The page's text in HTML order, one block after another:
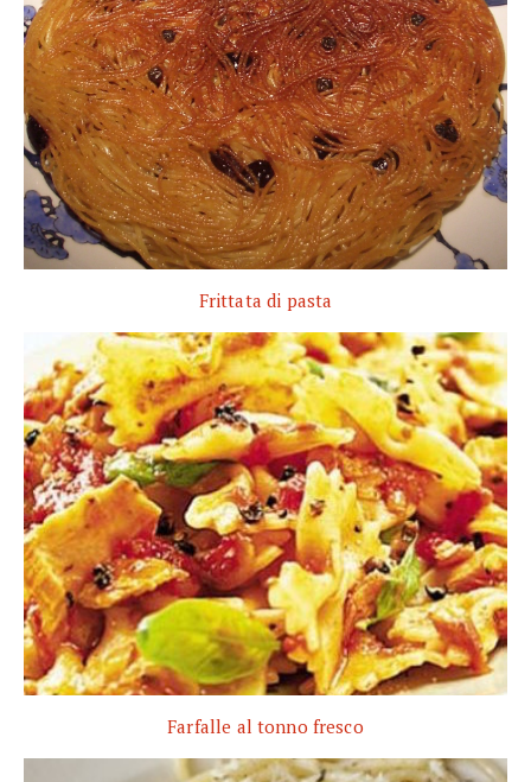
Frittata di pasta
Farfalle al tonno fresco